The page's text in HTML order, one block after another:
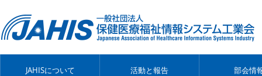
JAHISについて 活動と報告 部会情